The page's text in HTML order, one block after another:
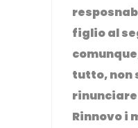
figlio al
tutto, non
Rinnovo i